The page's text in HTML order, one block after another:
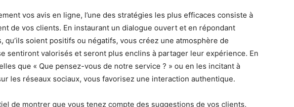
vos avis en ligne, l’une des stratégies les plus efficaces consiste à
de vos clients. En instaurant un dialogue ouvert et en répondant
qu’ils soient positifs ou négatifs, vous créez une atmosphère de
sentiront valorisés et seront plus enclins à partager leur expérience. En
que « Que pensez-vous de notre service ? » ou en les incitant à
les réseaux sociaux, vous favorisez une interaction authentique.
de montrer que vous tenez compte des suggestions de vos clients.